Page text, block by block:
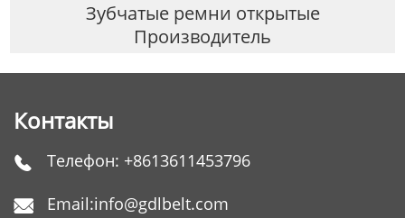
Зубчатые ремни открытые
Производитель
Контакты
 Телефон: +8613611453796
 Email:info@gdlbelt.com